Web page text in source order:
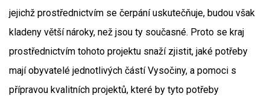
jejichž prostřednictvím se čerpání uskutečňuje, budou však
kladeny větší nároky, než jsou ty současné. Proto se kraj
prostřednictvím tohoto projektu snaží zjistit, jaké potřeby
mají obyvatelé jednotlivých částí Vysočiny, a pomoci s
přípravou kvalitních projektů, které by tyto potřeby